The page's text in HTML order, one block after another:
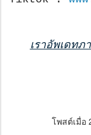
เราอัพเดท
โพสต์เมื่อ